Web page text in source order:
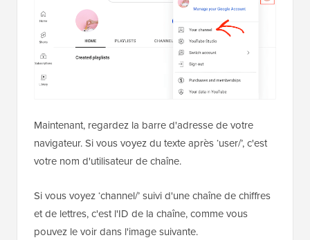
Maintenant, regardez la barre d'adresse de votre
navigateur. Si vous voyez du texte après ‘user/’, c'est
votre nom d'utilisateur de chaîne.
Si vous voyez ‘channel/’ suivi d'une chaîne de chiffres
et de lettres, c'est l'ID de la chaîne, comme vous
pouvez le voir dans l'image suivante.